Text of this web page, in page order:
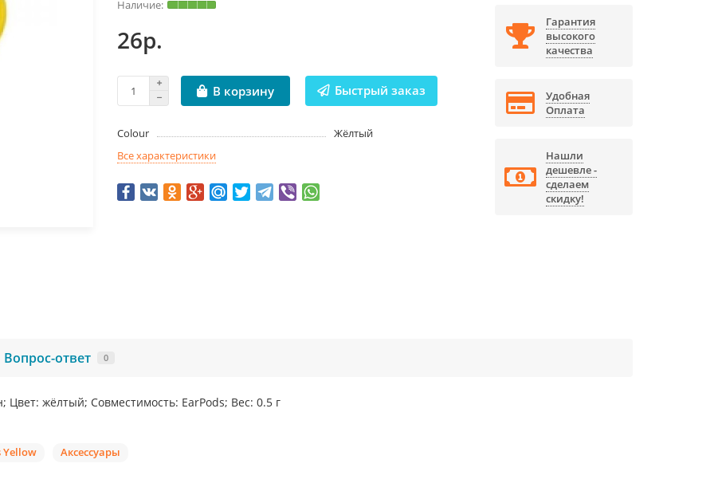
26р.
В корзину Быстрый заказ
Colour
Жёлтый
Все характеристики
Гарантия
высокого
качества
Удобная
Оплата
Нашли
дешевле -
сделаем
скидку!
Вопрос-ответ 0
жёлтый; Совместимость: EarPods; Вес: 0.5 г
Yellow Аксессуары